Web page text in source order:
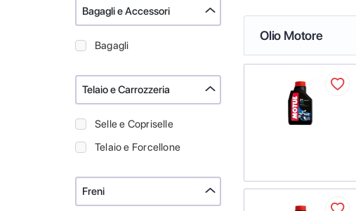
Bagagli e Accessori
Bagagli
Telaio e Carrozzeria
Selle e Copriselle
Telaio e Forcellone
Freni
Olio Motore